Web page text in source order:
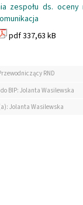
zespołu ds.
pdf 337,63 kB
RND
BIP: Jolanta Wasilewska
Jolanta Wasilewska